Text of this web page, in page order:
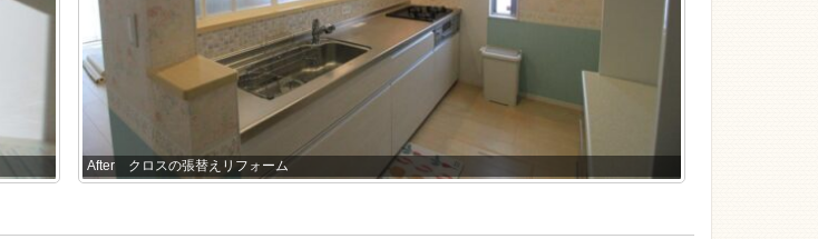
After クロスの張替えリフォーム